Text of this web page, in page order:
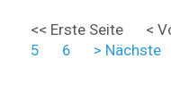
<< Erste Seite <
5
6 > Nächste